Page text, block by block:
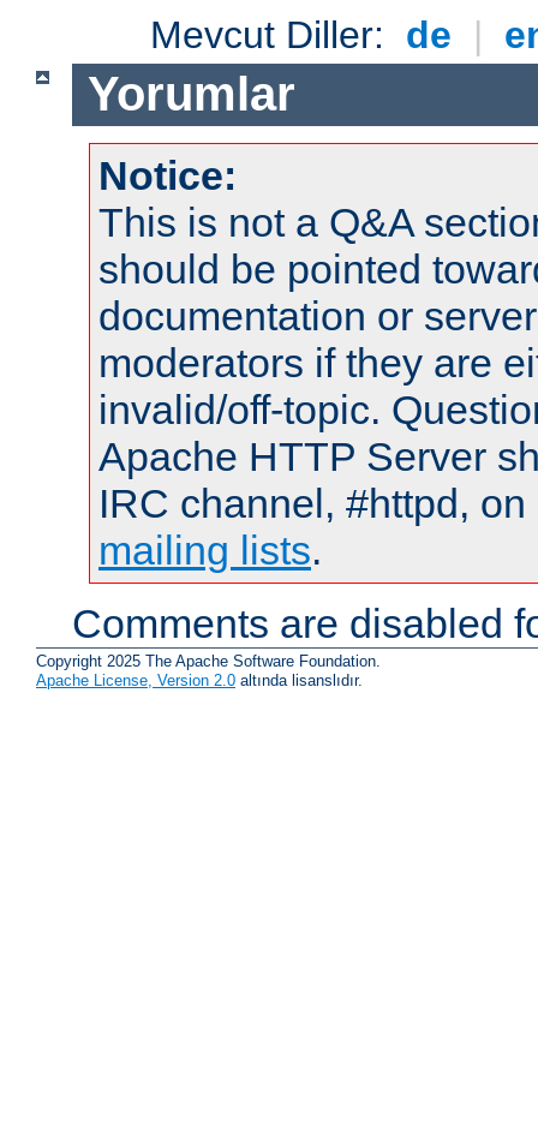
Mevcut Diller: de |
Yorumlar
Notice:
This is not a Q&A
should be pointed
documentation or
moderators if they are
invalid/off-topic.
Apache HTTP Server
IRC channel, #httpd,
mailing lists.
Comments are disabled
Copyright 2025 The Apache Software Foundation.
Apache License, Version 2.0 altında lisanslıdır.